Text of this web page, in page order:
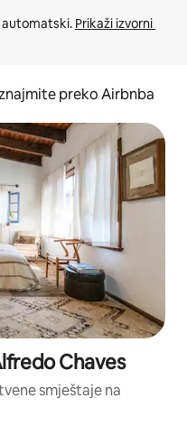
automatski. Prikaži izvorni
preko Airbnba
Chaves
smještaje na